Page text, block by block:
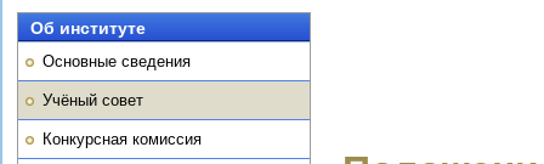
Об институте
Основные сведения
Учёный совет
Конкурсная комиссия